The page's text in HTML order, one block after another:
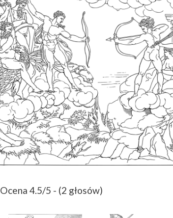
Ocena 4.5/5 - (2 głosów)